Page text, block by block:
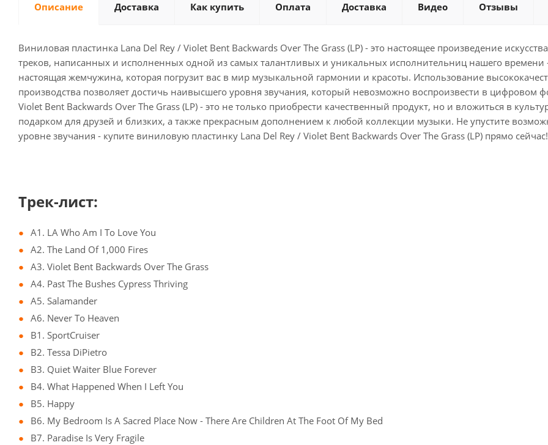
Описание Доставка Как купить Оплата Доставка Видео Отзывы
Виниловая пластинка Lana Del Rey / Violet Bent Backwards Over The Grass (LP) - это настоящее произведение
треков, написанных и исполненных одной из самых талантливых и уникальных исполнительниц нашего времени
настоящая жемчужина, которая погрузит вас в мир музыкальной гармонии и красоты. Использование
производства позволяет достичь наивысшего уровня звучания, который невозможно воспроизвести в цифровом
Violet Bent Backwards Over The Grass (LP) - это не только приобрести качественный продукт, но и вложиться в
подарком для друзей и близких, а также прекрасным дополнением к любой коллекции музыки. Не упустите
уровне звучания - купите виниловую пластинку Lana Del Rey / Violet Bent Backwards Over The Grass (LP) прямо сейчас!
Трек-лист:
A1. LA Who Am I To Love You
A2. The Land Of 1,000 Fires
A3. Violet Bent Backwards Over The Grass
A4. Past The Bushes Cypress Thriving
A5. Salamander
A6. Never To Heaven
B1. SportCruiser
B2. Tessa DiPietro
B3. Quiet Waiter Blue Forever
B4. What Happened When I Left You
B5. Happy
B6. My Bedroom Is A Sacred Place Now - There Are Children At The Foot Of My Bed
B7. Paradise Is Very Fragile